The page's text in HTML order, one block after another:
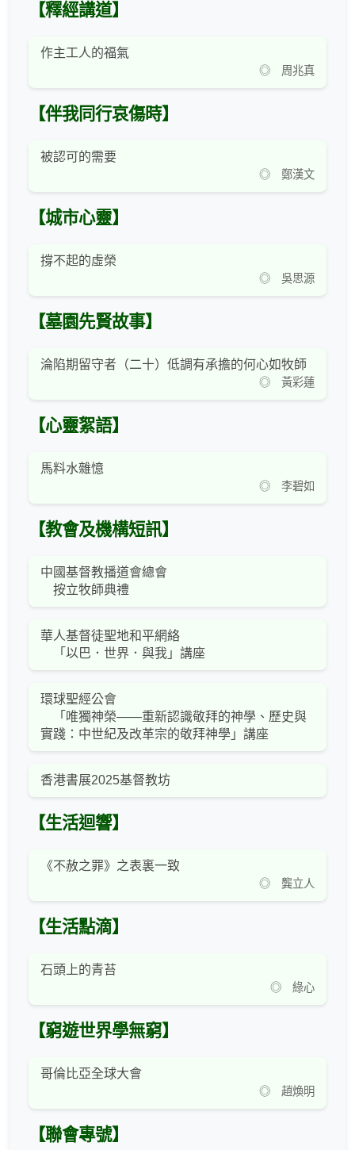
【釋經講道】
作主工人的福氣
◎ 周兆真
【伴我同行哀傷時】
被認可的需要
◎ 鄭漢文
【城市心靈】
撐不起的虛榮
◎ 吳思源
【墓園先賢故事】
淪陷期留守者（二十）低調有承擔的何心如牧師
◎ 黃彩蓮
【心靈絮語】
馬料水雜憶
◎ 李碧如
【教會及機構短訊】
中國基督教播道會總會
按立牧師典禮
華人基督徒聖地和平網絡
「以巴．世界．與我」講座
環球聖經公會
「唯獨神榮——重新認識敬拜的神學、歷史與
實踐：中世紀及改革宗的敬拜神學」講座
香港書展2025基督教坊
【生活迴響】
《不赦之罪》之表裏一致
◎ 龔立人
【生活點滴】
石頭上的青苔
◎ 綠心
【窮遊世界學無窮】
哥倫比亞全球大會
◎ 趙煥明
【聯會專號】